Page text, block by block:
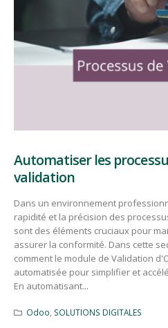
Automatiser les
validation
Dans un environnement
rapidité et la précision des
sont des éléments cruciaux pour
assurer la conformité. Dans cette
comment le module de Validation
automatisée pour simplifier et
En automatisant...
Odoo, SOLUTIONS DIGITALES